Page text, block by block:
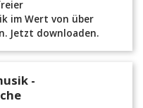
im Wert von über
Jetzt downloaden.
-